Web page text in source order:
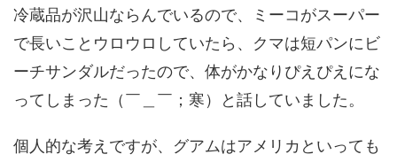
冷蔵品が沢山ならんでいるので、ミーコがスーパー
で長いことウロウロしていたら、クマは短パンにビ
ーチサンダルだったので、体がかなりぴえぴえにな
ってしまった（￣＿￣；寒）と話していました。
個人的な考えですが、グアムはアメリカといっても